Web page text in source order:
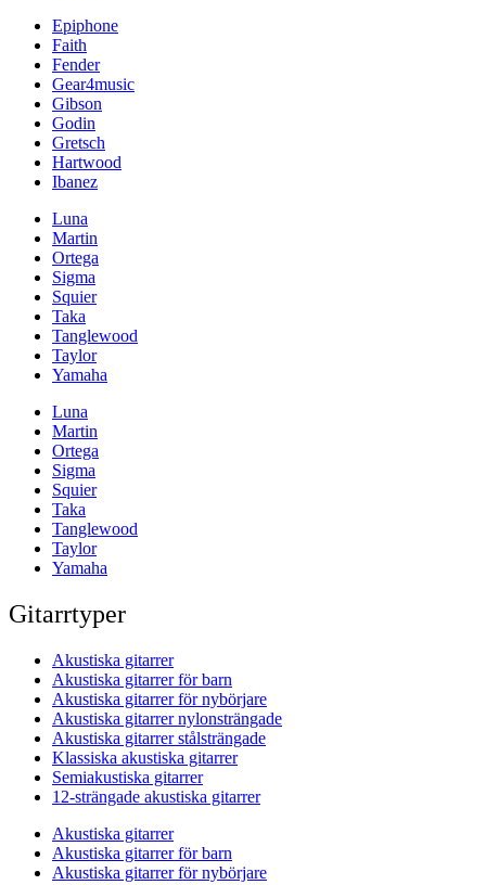
Epiphone
Faith
Fender
Gear4music
Gibson
Godin
Gretsch
Hartwood
Ibanez
Luna
Martin
Ortega
Sigma
Squier
Taka
Tanglewood
Taylor
Yamaha
Luna
Martin
Ortega
Sigma
Squier
Taka
Tanglewood
Taylor
Yamaha
Gitarrtyper
Akustiska gitarrer
Akustiska gitarrer för barn
Akustiska gitarrer för nybörjare
Akustiska gitarrer nylonsträngade
Akustiska gitarrer stålsträngade
Klassiska akustiska gitarrer
Semiakustiska gitarrer
12-strängade akustiska gitarrer
Akustiska gitarrer
Akustiska gitarrer för barn
Akustiska gitarrer för nybörjare